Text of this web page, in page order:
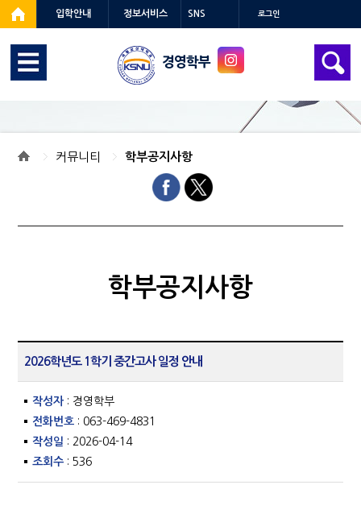
입학안내 정보서비스 SNS 로그인
경영학부
커뮤니티 학부공지사항
학부공지사항
2026학년도 1학기 중간고사 일정 안내
작성자 : 경영학부
전화번호 : 063-469-4831
작성일 : 2026-04-14
조회수 : 536